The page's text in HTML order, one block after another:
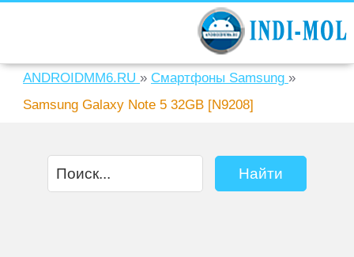
ANDROIDMM6.RU » Смартфоны Samsung »
Samsung Galaxy Note 5 32GB [N9208]